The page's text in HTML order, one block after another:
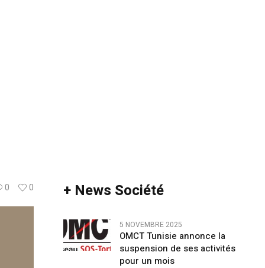
0 0 + News Société
5 NOVEMBRE 2025
OMCT Tunisie annonce la
suspension de ses activités
pour un mois